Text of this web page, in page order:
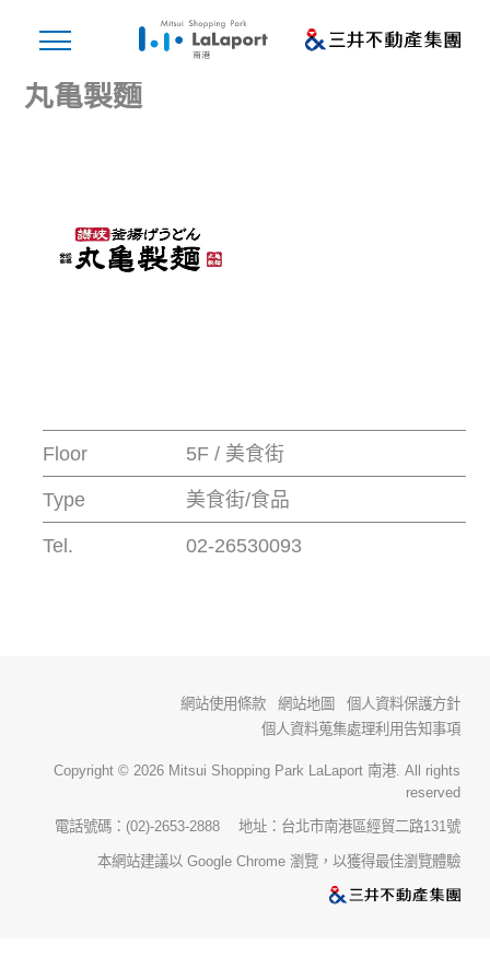
丸亀製麵
Floor 5F / 美食街
Type 美食街/食品
Tel. 02-26530093
網站使用條款 網站地圖
個人資料保護方針
個人資料蒐集處理利用告知事項
Copyright © 2026 Mitsui Shopping Park LaLaport 南港. All rights
reserved
電話號碼：(02)-2653-2888 地址：台北市南港區經貿二路131號
本網站建議以 Google Chrome 瀏覽，以獲得最佳瀏覽體驗